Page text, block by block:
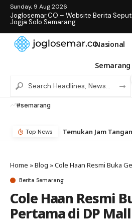
Sunday, 9 Aug 2026
Joglosemar.CO – Website Berita
Jogja Solo Semarang
Nasional
Semarang
#semarang
Top News
Home »Blog »Cole Haan Resmi Buka Gerai
Berita Semarang
Cole Haan Resmi
Pertama di DP